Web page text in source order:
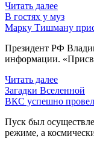
Читать далее
В гостях у муз
Марку Тишману
Президент РФ
информации.
Читать далее
Загадки Вселенной
ВКС успешно
Пуск был
режиме, а